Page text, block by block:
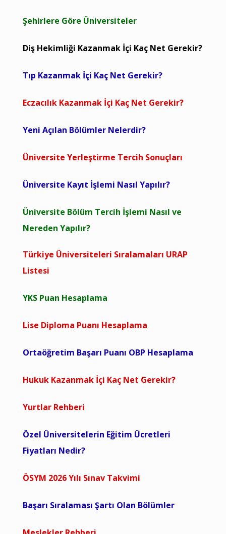
Şehirlere Göre Üniversiteler
Diş Hekimliği Kazanmak İçi Kaç Net Gerekir?
Tıp Kazanmak İçi Kaç Net Gerekir?
Eczacılık Kazanmak İçi Kaç Net Gerekir?
Yeni Açılan Bölümler Nelerdir?
Üniversite Yerleştirme Tercih Sonuçları
Üniversite Kayıt İşlemi Nasıl Yapılır?
Üniversite Bölüm Tercih İşlemi Nasıl ve
Nereden Yapılır?
Türkiye Üniversiteleri Sıralamaları URAP
Listesi
YKS Puan Hesaplama
Lise Diploma Puanı Hesaplama
Ortaöğretim Başarı Puanı OBP Hesaplama
Hukuk Kazanmak İçi Kaç Net Gerekir?
Yurtlar Rehberi
Özel Üniversitelerin Eğitim Ücretleri
Fiyatları Nedir?
ÖSYM 2026 Yılı Sınav Takvimi
Başarı Sıralaması Şartı Olan Bölümler